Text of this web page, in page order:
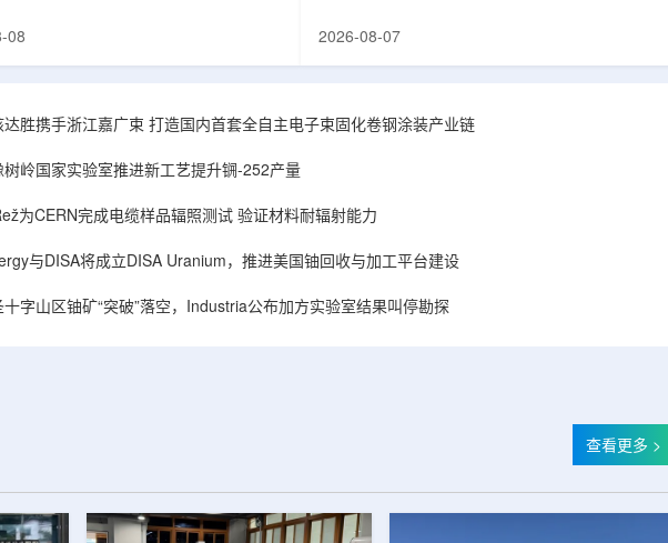
产量翻倍，但委员会认为该时间表偏晚
口燃料战略敏感期。目前PHWR机组约
需U3O8约5400吨，UCIL仅能满足约
靠加速国产与多元化供应降低进口依
会支持UCIL与NTPC组建合资企业参股
08
将各省级生态环境主管部门报送的、已获得豁免
置、放射源或非密封放射性物质予以公告。随公
告发布的汇总表共列出66项备案记录，涉及山
2026-08-07
达胜携手浙江嘉广束 打造国内首套全自主电子束固化卷钢涂装产业链
树岭国家实验室推进新工艺提升锎-252产量
为CERN完成电缆样品辐照测试 验证材料耐辐射能力
与DISA将成立DISA Uranium，推进美国铀回收与加工平台建设
十字山区铀矿“突破”落空，Industria公布加方实验室结果叫停勘探
查看更多 >